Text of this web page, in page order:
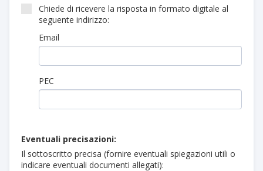
Chiede di ricevere la risposta in formato digitale al
seguente indirizzo:
Email
PEC
Eventuali precisazioni:
Il sottoscritto precisa (fornire eventuali spiegazioni utili o
indicare eventuali documenti allegati):